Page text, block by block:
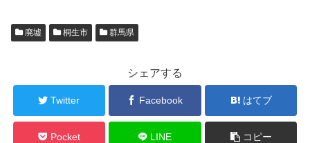
廃墟 桐生市 群馬県
シェアする
Twitter Facebook はてブ
Pocket LINE コピー